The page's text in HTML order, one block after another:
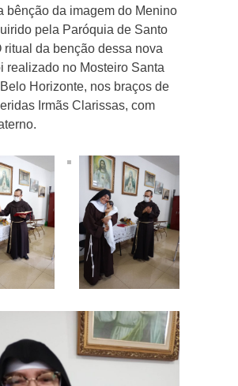
bênção da imagem do Menino
pela Paróquia de Santo
ritual da benção dessa nova
realizado no Mosteiro Santa
Horizonte, nos braços de
Irmãs Clarissas, com